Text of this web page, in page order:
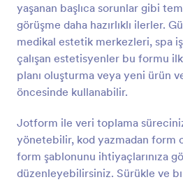
yaşanan başlıca sorunlar gibi
görüşme daha hazırlıklı ilerler.
medikal estetik merkezleri, spa
çalışan estetisyenler bu formu
planı oluşturma veya yeni ürün
öncesinde kullanabilir.
Jotform ile veri toplama
yönetebilir, kod yazmadan form
form şablonunu ihtiyaçlarınıza
düzenleyebilirsiniz. Sürükle ve